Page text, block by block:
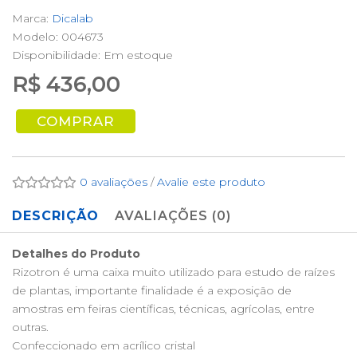
Marca: Dicalab
Modelo: 004673
Disponibilidade: Em estoque
R$ 436,00
COMPRAR
0 avaliações /Avalie este produto
DESCRIÇÃO AVALIAÇÕES (0)
Detalhes do Produto
Rizotron é uma caixa muito utilizado para estudo de raízes
de plantas, importante finalidade é a exposição de
amostras em feiras científicas, técnicas, agrícolas, entre
outras.
Confeccionado em acrílico cristal